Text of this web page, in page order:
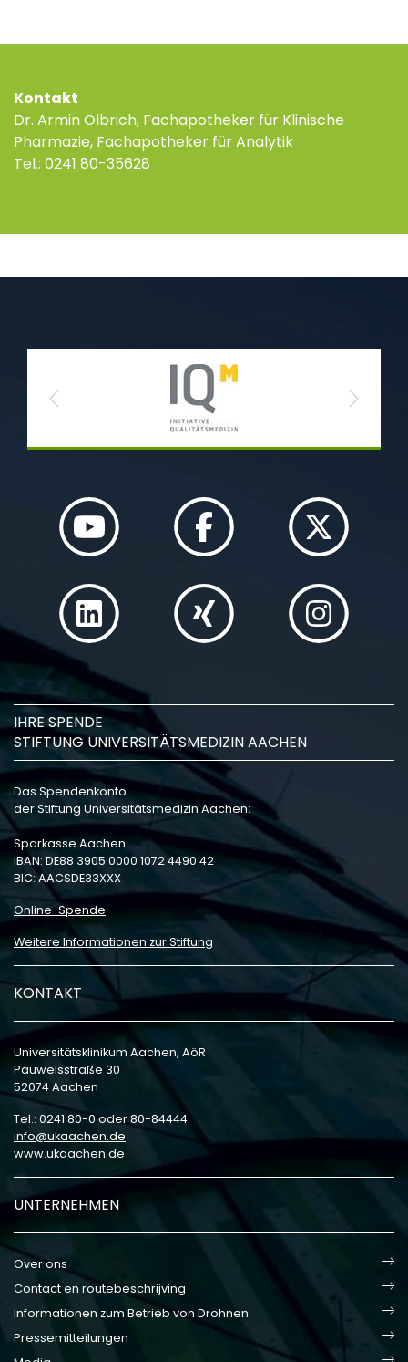
Kontakt
Dr. Armin Olbrich, Fachapotheker für Klinische
Pharmazie, Fachapotheker für Analytik
Tel.: 0241 80-35628
Previous Next
IHRE SPENDE
STIFTUNG UNIVERSITÄTSMEDIZIN AACHEN
Das Spendenkonto
der Stiftung Universitätsmedizin Aachen:
Sparkasse Aachen
IBAN: DE88 3905 0000 1072 4490 42
BIC: AACSDE33XXX
Online-Spende
Weitere Informationen zur Stiftung
KONTAKT
Universitätsklinikum Aachen, AöR
Pauwelsstraße 30
52074 Aachen
Tel.: 0241 80-0 oder 80-84444
info
ukaachen de
www.ukaachen.de
UNTERNEHMEN
Over ons
Contact en routebeschrijving
Informationen zum Betrieb von Drohnen
Pressemitteilungen